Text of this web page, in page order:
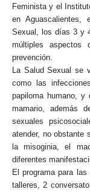
Feminista y el
en Aguascalientes,
Sexual, los días 3 y
múltiples
prevención.
La Salud Sexual se
como las
papiloma humano, y
mamario, además
sexuales
atender, no obstante
la misoginia, el
diferentes
El programa para
talleres, 2